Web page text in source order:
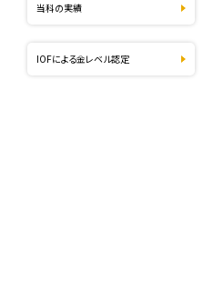
当科の実績
IOFによる金レベル認定